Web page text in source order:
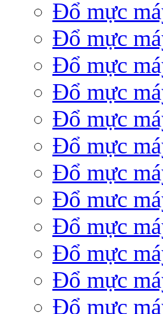
Đổ mực
Đổ mực
Đổ mực
Đổ mực
Đổ mực
Đổ mực
Đổ mực
Đổ mưc
Đổ mực
Đổ mực
Đổ mực
Đổ mực